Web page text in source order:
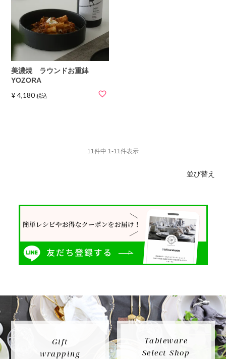
美濃焼 ラウンドお重鉢
YOZORA
¥ 4,180 税込
並び替え
11件中 1-11件表示
Gift
wrapping
Tableware
Select Shop